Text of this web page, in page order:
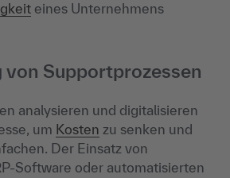
eines Unternehmens
Supportprozessen
analysieren und digitalisieren
um Kosten zu senken und
Der Einsatz von
Software oder automatisierten